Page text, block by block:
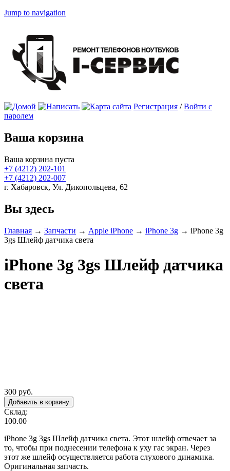
Jump to navigation
Регистрация /Войти с
паролем
Ваша корзина
Ваша корзина пуста
+7 (4212) 202-101
+7 (4212) 202-007
г. Хабаровск, Ул. Дикопольцева, 62
Вы здесь
Главная → Запчасти → Apple iPhone → iPhone 3g → iPhone 3g
3gs Шлейф датчика света
iPhone 3g 3gs Шлейф датчика
света
300 руб.
Склад:
100.00
iPhone 3g 3gs Шлейф датчика света. Этот шлейф отвечает за
то, чтобы при поднесении телефона к уху гас экран. Через
этот же шлейф осуществляется работа слухового динамика.
Оригинальная запчасть.